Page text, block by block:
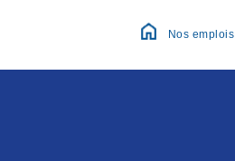
Nos emplois